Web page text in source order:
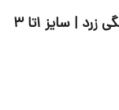
لباس نوزادی مانتو و شلوار نوزاد جوجه رنگی زرد | سایز ۱تا ۳